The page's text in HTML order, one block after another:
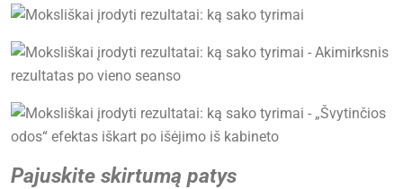
Pajuskite skirtumą patys